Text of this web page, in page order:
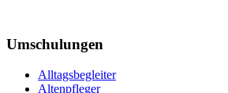
Umschulungen
Alltagsbegleiter
Altenpfleger